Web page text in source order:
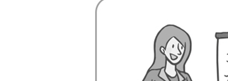
__7.2.1 텍스트 인코딩과 인터넷